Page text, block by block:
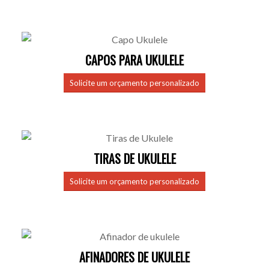
CAPOS PARA UKULELE
Solicite um orçamento personalizado
TIRAS DE UKULELE
Solicite um orçamento personalizado
AFINADORES DE UKULELE